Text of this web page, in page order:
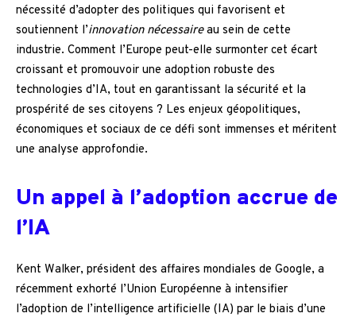
nécessité d’adopter des politiques qui favorisent et
soutiennent l’innovation nécessaireau sein de cette
industrie. Comment l’Europe peut-elle surmonter cet écart
croissant et promouvoir une adoption robuste des
technologies d’IA, tout en garantissant la sécurité et la
prospérité de ses citoyens ? Les enjeux géopolitiques,
économiques et sociaux de ce défi sont immenses et méritent
une analyse approfondie.
Un appel à l’adoption accrue de
l’IA
Kent Walker, président des affaires mondiales de Google, a
récemment exhorté l’Union Européenne à intensifier
l’adoption de l’intelligence artificielle (IA) par le biais d’une